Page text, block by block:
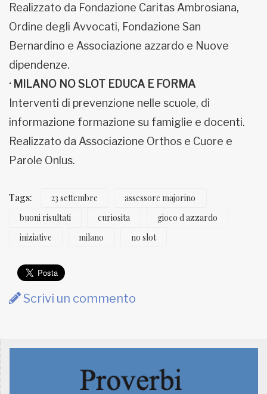
Realizzato da Fondazione Caritas Ambrosiana,
Ordine degli Avvocati, Fondazione San
Bernardino e Associazione azzardo e Nuove
dipendenze.
· MILANO NO SLOT EDUCA E FORMA
Interventi di prevenzione nelle scuole, di
informazione formazione su famiglie e docenti.
Realizzato da Associazione Orthos e Cuore e
Parole Onlus.
Tags: 23 settembre
assessore majorino
buoni risultati
curiosita
gioco d azzardo
iniziative
milano no slot
Scrivi un commento